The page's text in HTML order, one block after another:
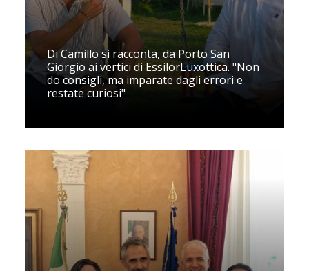
Di Camillo si racconta, da Porto San
Giorgio ai vertici di EssilorLuxottica. "Non
do consigli, ma imparate dagli errori e
restate curiosi"